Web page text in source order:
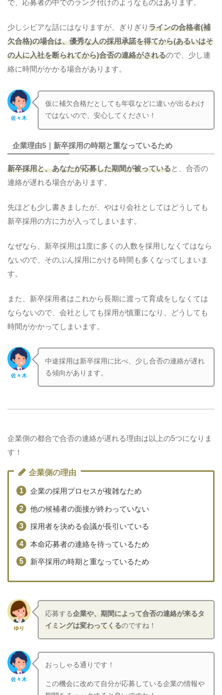
で、応募者の中でのランク付けのようなものはあります。
少しシビアな話にはなりますが、ぎりぎりラインの合格者(補
欠合格)の場合は、優秀な人の採用承諾を得てから(あるいはそ
の人に入社を断られてから)合否の連絡がされるので、少し連
絡に時間がかかる場合があります。
佐々木
仮に補欠合格だとしても年収などに違いが出るわけ
ではないので、安心してください！
企業理由5｜新卒採用の時期と重なっているため
新卒採用と、あなたが応募した期間が被っていると、合否の
連絡が遅れる場合があります。
先ほども少し書きましたが、やはり会社としてはどうしても
新卒採用の方に力が入ってしまいます。
なぜなら、新卒採用は1度に多くの人数を採用しなくてはなら
ないので、そのぶん採用にかける時間も多くなってしまいま
す。
また、新卒採用者はこれから長期に渡って育成をしなくては
ならないので、会社としても採用が慎重になり、どうしても
時間がかかってしまいます。
佐々木
中途採用は新卒採用に比べ、少し合否の連絡が遅れ
る傾向があります。
企業側の都合で合否の連絡が遅れる理由は以上の5つになりま
す！
企業側の理由
企業の採用プロセスが複雑なため
他の候補者の面接が終わっていない
採用者を決める会議が長引いている
本命応募者の連絡を待っているため
新卒採用の時期と重なっているため
ゆり
応募する企業や、期間によって合否の連絡が来るタ
イミングは変わってくるのですね！
佐々木
おっしゃる通りです！
この機会に改めて自分が応募している企業の情報や